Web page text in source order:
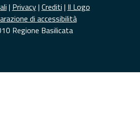
| Privacy| Crediti | Il Logo
di accessibilità
Regione Basilicata